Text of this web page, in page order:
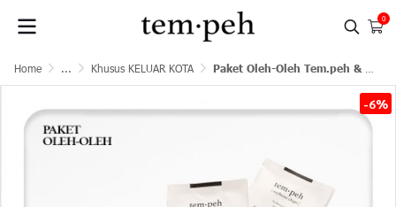
0
Home ... Khusus KELUAR KOTA Paket Oleh-Oleh Tem.peh & Kpok (Khusus untuk ke luar kota)
-6%